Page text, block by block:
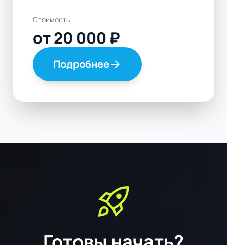
Стоимость
от 20 000 ₽
Подробнееarrow_forward
rocket_launch